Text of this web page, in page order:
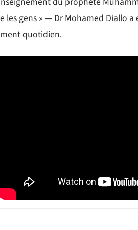
les gens » — Dr Mohamed Diallo
quotidien.